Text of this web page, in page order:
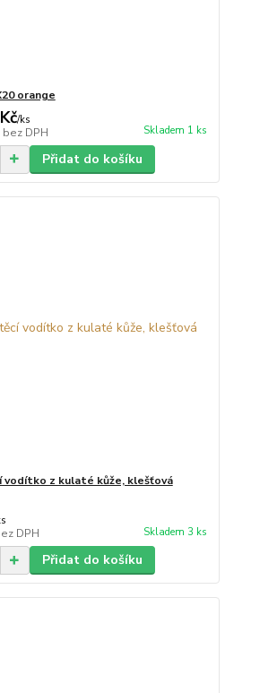
orange
/ks
bez DPH Skladem 1 ks
Přidat do košíku
vodítko z kulaté kůže, klešťová
DPH Skladem 3 ks
Přidat do košíku